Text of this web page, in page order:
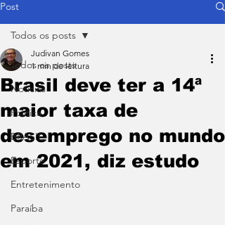
Post
Todos os posts
Notícias
Política
BRASIL
Esporte
Entretenimento
Paraíba
Todos os posts
Brasil deve ter a 14ª
maior taxa de
desemprego no mundo
em 2021, diz estudo
Judivan Gomes
1 min de leitura